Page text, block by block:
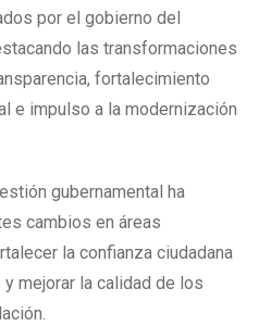
por el gobierno del
las transformaciones
fortalecimiento
e impulso a la modernización
gubernamental ha
cambios en áreas
la confianza ciudadana
mejorar la calidad de los